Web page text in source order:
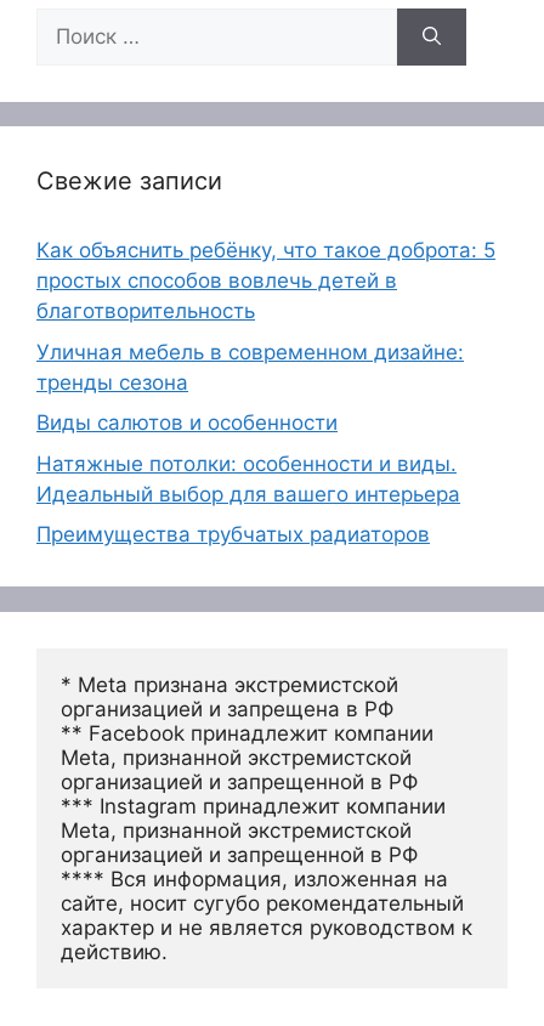
Поиск:
Свежие записи
Как объяснить ребёнку, что такое доброта: 5
простых способов вовлечь детей в
благотворительность
Уличная мебель в современном дизайне:
тренды сезона
Виды салютов и особенности
Натяжные потолки: особенности и виды.
Идеальный выбор для вашего интерьера
Преимущества трубчатых радиаторов
* Meta признана экстремистской
организацией и запрещена в РФ
** Facebook принадлежит компании
Meta, признанной экстремистской
организацией и запрещенной в РФ
*** Instagram принадлежит компании
Meta, признанной экстремистской
организацией и запрещенной в РФ
**** Вся информация, изложенная на
сайте, носит сугубо рекомендательный
характер и не является руководством к
действию.